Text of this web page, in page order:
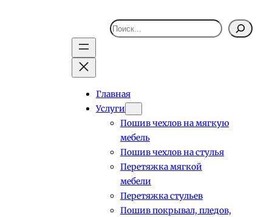
Поиск
Главная
Услуги
Пошив чехлов на мягкую
мебель
Пошив чехлов на стулья
Перетяжка мягкой
мебели
Перетяжка стульев
Пошив покрывал, пледов,